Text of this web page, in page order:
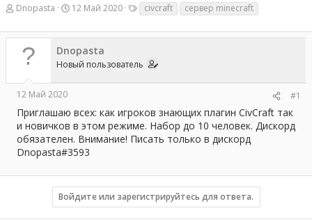
А
т
о
м
ы
Dnopasta
Д
т
а
н
а
а
12 Май 2020
Т
е
г
и
civcraft сервер minecraft
Dnopasta
Новый пользователь
12 Май 2020 #1
Приглашаю всех: как игроков знающих плагин CivCraft так
и новичков в этом режиме. Набор до 10 человек. Дискорд
обязателен. Внимание! Писать только в дискорд
Dnopasta#3593
Войдите или зарегистрируйтесь для ответа.